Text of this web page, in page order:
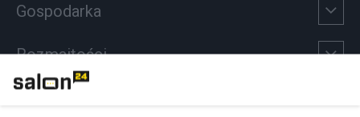
Gospodarka
Rozmaitości